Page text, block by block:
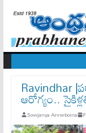
Ravindhar
ఆరోగ్యం..
Sowjanya Anneboina